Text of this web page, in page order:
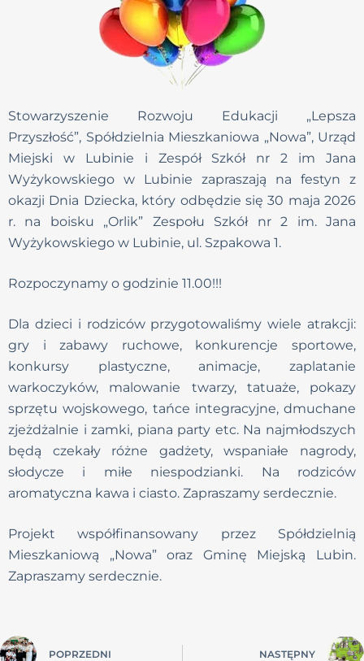
Stowarzyszenie Rozwoju Edukacji „Lepsza
Przyszłość”, Spółdzielnia Mieszkaniowa „Nowa”, Urząd
Miejski w Lubinie i Zespół Szkół nr 2 im Jana
Wyżykowskiego w Lubinie zapraszają na festyn z
okazji Dnia Dziecka, który odbędzie się 30 maja 2026
r. na boisku „Orlik” Zespołu Szkół nr 2 im. Jana
Wyżykowskiego w Lubinie, ul. Szpakowa 1.
Rozpoczynamy o godzinie 11.00!!!
Dla dzieci i rodziców przygotowaliśmy wiele atrakcji:
gry i zabawy ruchowe, konkurencje sportowe,
konkursy plastyczne, animacje, zaplatanie
warkoczyków, malowanie twarzy, tatuaże, pokazy
sprzętu wojskowego, tańce integracyjne, dmuchane
zjeżdżalnie i zamki, piana party etc. Na najmłodszych
będą czekały różne gadżety, wspaniałe nagrody,
słodycze i miłe niespodzianki. Na rodziców
aromatyczna kawa i ciasto. Zapraszamy serdecznie.
Projekt współfinansowany przez Spółdzielnią
Mieszkaniową „Nowa” oraz Gminę Miejską Lubin.
Zapraszamy serdecznie.
POPRZEDNI NASTĘPNY